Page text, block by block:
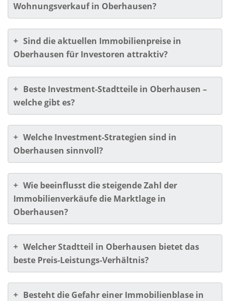
Wohnungsverkauf in Oberhausen?
+ Sind die aktuellen Immobilienpreise in
Oberhausen für Investoren attraktiv?
+ Beste Investment-Stadtteile in Oberhausen –
welche gibt es?
+ Welche Investment-Strategien sind in
Oberhausen sinnvoll?
+ Wie beeinflusst die steigende Zahl der
Immobilienverkäufe die Marktlage in
Oberhausen?
+ Welcher Stadtteil in Oberhausen bietet das
beste Preis-Leistungs-Verhältnis?
+ Besteht die Gefahr einer Immobilienblase in